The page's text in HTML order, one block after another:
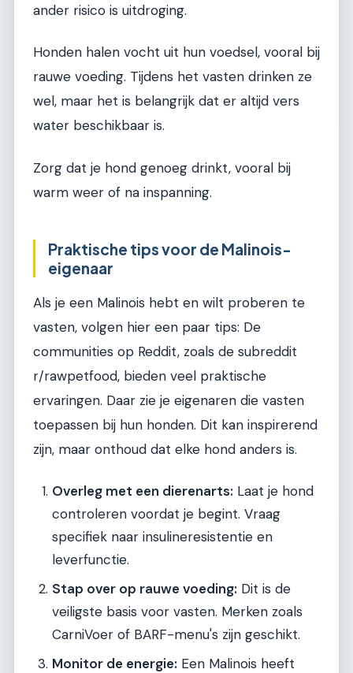
ander risico is uitdroging.
Honden halen vocht uit hun voedsel, vooral bij
rauwe voeding. Tijdens het vasten drinken ze
wel, maar het is belangrijk dat er altijd vers
water beschikbaar is.
Zorg dat je hond genoeg drinkt, vooral bij
warm weer of na inspanning.
Praktische tips voor de Malinois-
eigenaar
Als je een Malinois hebt en wilt proberen te
vasten, volgen hier een paar tips: De
communities op Reddit, zoals de subreddit
r/rawpetfood, bieden veel praktische
ervaringen. Daar zie je eigenaren die vasten
toepassen bij hun honden. Dit kan inspirerend
zijn, maar onthoud dat elke hond anders is.
Overleg met een dierenarts: Laat je hond
controleren voordat je begint. Vraag
specifiek naar insulineresistentie en
leverfunctie.
Stap over op rauwe voeding: Dit is de
veiligste basis voor vasten. Merken zoals
CarniVoer of BARF-menu's zijn geschikt.
Monitor de energie: Een Malinois heeft